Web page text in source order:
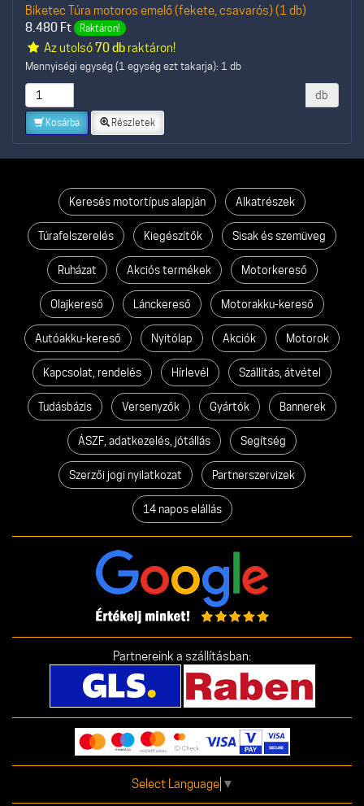
Biketec Túra motoros emelő (fekete, csavarós) (1 db)
8.480 Ft Raktáron!
Az utolsó70 dbraktáron!
Mennyiségi egység (1 egység ezt takarja): 1 db
db
Kosárba Részletek
Keresés motortípus alapján Alkatrészek
Túrafelszerelés Kiegészítők Sisak és szemüveg
Ruházat Akciós termékek Motorkereső
Olajkereső Lánckereső Motorakku-kereső
Autóakku-kereső Nyitólap Akciók Motorok
Kapcsolat, rendelés Hírlevél Szállítás, átvétel
Tudásbázis Versenyzők Gyártók Bannerek
ÁSZF, adatkezelés, jótállás Segítség
Szerzői jogi nyilatkozat Partnerszervizek
14 napos elállás
Partnereink a szállításban:
Select Language ▼